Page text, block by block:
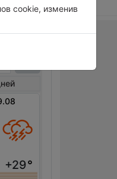
+29°
cookie, изменив